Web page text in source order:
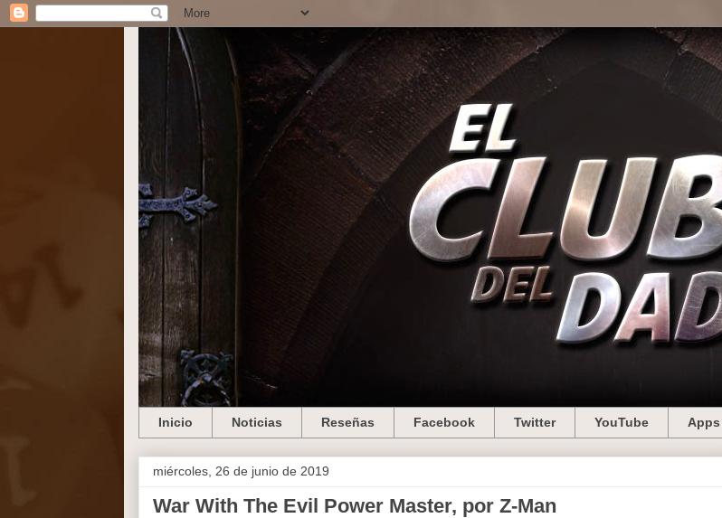
Inicio Noticias Reseñas Facebook Twitter YouTube Apps
miércoles, 26 de junio de 2019
War With The Evil Power Master, por Z-Man